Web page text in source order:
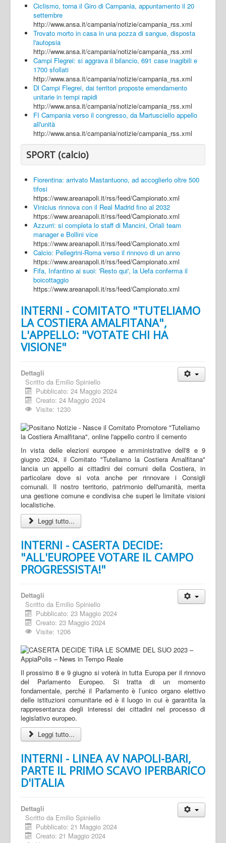
Ciclismo, torna il Giro di Campania, appuntamento il 20
settembre
http://www.ansa.it/campania/notizie/campania_rss.xml
Trovato morto in casa in una pozza di sangue, disposta
l'autopsia
http://www.ansa.it/campania/notizie/campania_rss.xml
Campi Flegrei: si aggrava il bilancio, 691 case inagibili e
1700 sfollati
http://www.ansa.it/campania/notizie/campania_rss.xml
Dl Campi Flegrei, dai territori proposte emendamento
unitarie in tempi rapidi
http://www.ansa.it/campania/notizie/campania_rss.xml
FI Campania verso il congresso, da Martusciello appello
all'unità
http://www.ansa.it/campania/notizie/campania_rss.xml
SPORT (calcio)
Fiorentina: arrivato Mastantuono, ad accoglierlo oltre 500
tifosi
https://www.areanapoli.it/rss/feed/Campionato.xml
Vinicius rinnova con il Real Madrid fino al 2032
https://www.areanapoli.it/rss/feed/Campionato.xml
Azzurri: si completa lo staff di Mancini, Oriali team
manager e Bollini vice
https://www.areanapoli.it/rss/feed/Campionato.xml
Calcio: Pellegrini-Roma verso il rinnovo di un anno
https://www.areanapoli.it/rss/feed/Campionato.xml
Fifa, Infantino ai suoi: 'Resto qui', la Uefa conferma il
boicottaggio
https://www.areanapoli.it/rss/feed/Campionato.xml
INTERNI - COMITATO "TUTELIAMO
LA COSTIERA AMALFITANA",
L'APPELLO: "VOTATE CHI HA
VISIONE"
Dettagli
Scritto da Emilio Spiniello
Pubblicato: 24 Maggio 2024
Creato: 24 Maggio 2024
Visite: 1230
In vista delle elezioni europee e amministrative dell'8 e 9
giugno 2024, il Comitato "Tuteliamo la Costiera Amalfitana"
lancia un appello ai cittadini dei comuni della Costiera, in
particolare dove si vota anche per rinnovare i Consigli
comunali. Il nostro territorio, patrimonio dell'umanità, merita
una gestione comune e condivisa che superi le limitate visioni
localistiche.
Leggi tutto...
INTERNI - CASERTA DECIDE:
"ALL'EUROPEE VOTARE IL CAMPO
PROGRESSISTA!"
Dettagli
Scritto da Emilio Spiniello
Pubblicato: 23 Maggio 2024
Creato: 23 Maggio 2024
Visite: 1206
Il prossimo 8 e 9 giugno si voterà in tutta Europa per il rinnovo
del Parlamento Europeo. Si tratta di un momento
fondamentale, perché il Parlamento è l’unico organo elettivo
delle istituzioni comunitarie ed è il luogo in cui è garantita la
rappresentanza degli interessi dei cittadini nel processo di
legislativo europeo.
Leggi tutto...
INTERNI - LINEA AV NAPOLI-BARI,
PARTE IL PRIMO SCAVO IPERBARICO
D'ITALIA
Dettagli
Scritto da Emilio Spiniello
Pubblicato: 21 Maggio 2024
Creato: 21 Maggio 2024